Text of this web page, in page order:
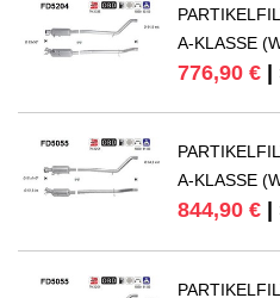
A-KLASSE
776,90 €
A-KLASSE
844,90 €